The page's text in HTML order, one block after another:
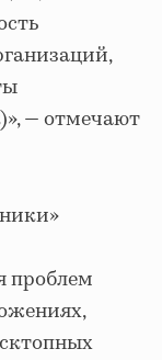
— отмечают
проблем